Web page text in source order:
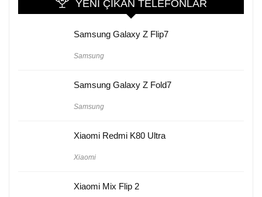
YENI ÇIKAN TELEFONLAR
Samsung Galaxy Z Flip7
Samsung
Samsung Galaxy Z Fold7
Samsung
Xiaomi Redmi K80 Ultra
Xiaomi
Xiaomi Mix Flip 2